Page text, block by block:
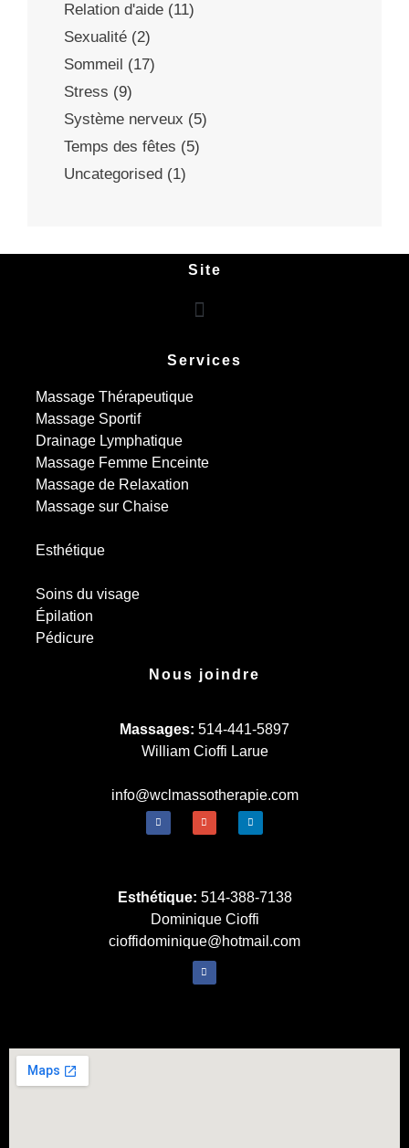
Relation d'aide (11)
Sexualité (2)
Sommeil (17)
Stress (9)
Système nerveux (5)
Temps des fêtes (5)
Uncategorised (1)
Site
Services
Massage Thérapeutique
Massage Sportif
Drainage Lymphatique
Massage Femme Enceinte
Massage de Relaxation
Massage sur Chaise
Esthétique
Soins du visage
Épilation
Pédicure
Nous joindre
Massages: 514-441-5897
William Cioffi Larue
info@wclmassotherapie.com
Esthétique: 514-388-7138
Dominique Cioffi
cioffidominique@hotmail.com